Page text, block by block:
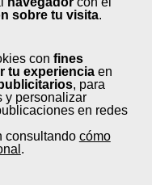
sobre tu visita.
con fines
tu experienciaen
, para
y personalizar
en redes
consultando cómo
.
Duración:
industria del
Duración:
en la